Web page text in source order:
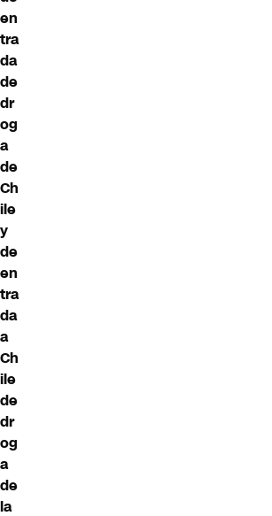
en
tra
da
de
dr
og
a
de
Ch
ile
y
de
en
tra
da
a
Ch
ile
de
dr
og
a
de
la